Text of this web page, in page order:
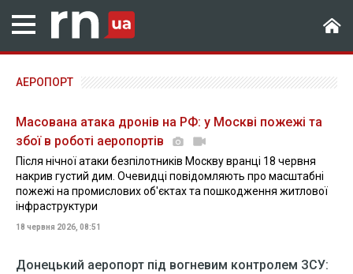
АЕРОПОРТ
Масована атака дронів на РФ: у Москві пожежі та
збої в роботі аеропортів
Після нічної атаки безпілотників Москву вранці 18 червня
накрив густий дим. Очевидці повідомляють про масштабні
пожежі на промислових об'єктах та пошкодження житлової
інфраструктури
18 червня 2026, 08:51
Донецький аеропорт під вогневим контролем ЗСУ: